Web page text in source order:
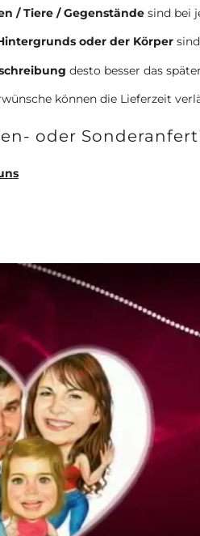
/ Tiere / Gegenstände sind bei
oder der Körper
desto besser das
können die Lieferzeit
oder